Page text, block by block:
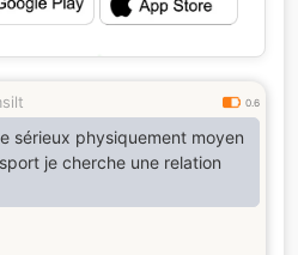
💕
0.6
sérieux physiquement moyen
je cherche une relation